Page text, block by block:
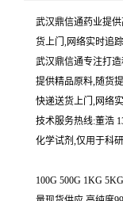
武汉鼎信通药业提
货上门,网络实时追
武汉鼎信通专注打
提供精品原料,随货
快递送货上门,网络
技术服务热线:董浩
化学试剂,仅用于科
100G 500G 1KG